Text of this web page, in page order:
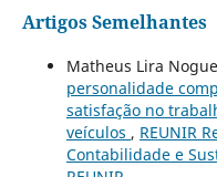
Artigos Semelhantes
Matheus Lira
personalidade
satisfação no
veículos , REUNIR
Contabilidade e